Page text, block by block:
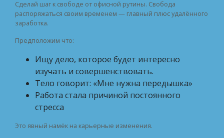
Сделай шаг к свободе от офисной рутины. Свобода
распоряжаться своим временем — главный плюс удалённого
заработка.
Предположим что:
Ищу дело, которое будет интересно
изучать и совершенствовать.
Тело говорит: «Мне нужна передышка»
Работа стала причиной постоянного
стресса
Это явный намёк на карьерные изменения.